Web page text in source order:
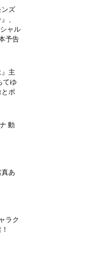
ンズ
、
ャル
予告
主
てゆ
ポ
動
真あ
ラク